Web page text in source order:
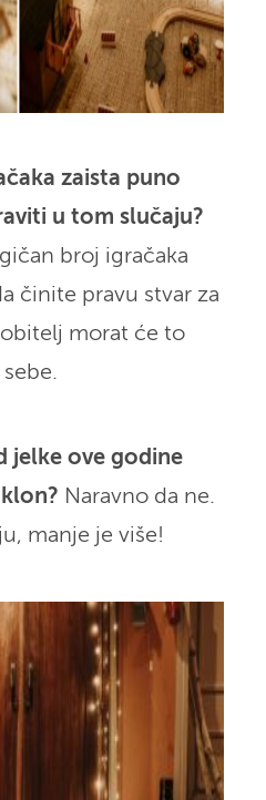
zaista puno
u tom slučaju?
broj igračaka
činite pravu stvar za
morat će to
jelke ove godine
Naravno da ne.
manje je više!